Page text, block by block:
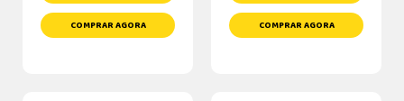
COMPRAR AGORA COMPRAR AGORA